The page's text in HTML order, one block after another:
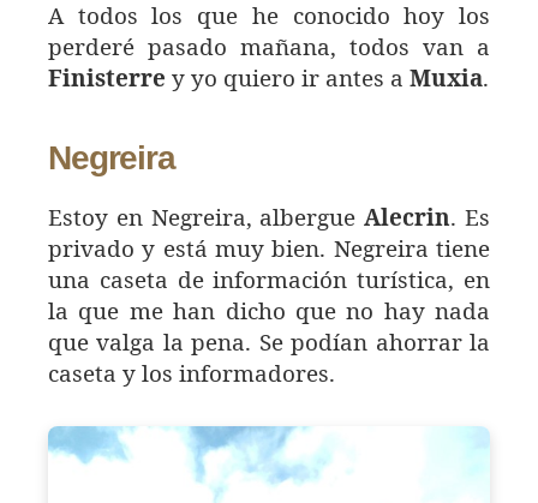
A todos los que he conocido hoy los
perderé pasado mañana, todos van a
Finisterre y yo quiero ir antes a Muxia.
Negreira
Estoy en Negreira, albergueAlecrin. Es
privado y está muy bien. Negreira tiene
una caseta de información turística, en
la que me han dicho que no hay nada
que valga la pena. Se podían ahorrar la
caseta y los informadores.